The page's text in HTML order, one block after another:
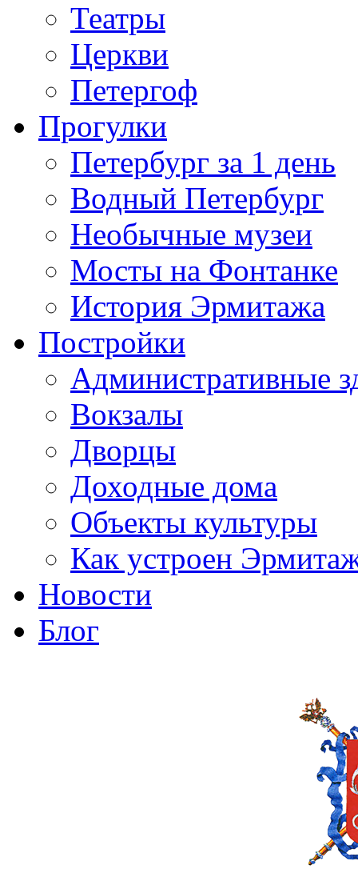
Театры
Церкви
Петергоф
Прогулки
Петербург за 1 день
Водный Петербург
Необычные музеи
Мосты на Фонтанке
История Эрмитажа
Постройки
Административные
Вокзалы
Дворцы
Доходные дома
Объекты культуры
Как устроен
Новости
Блог